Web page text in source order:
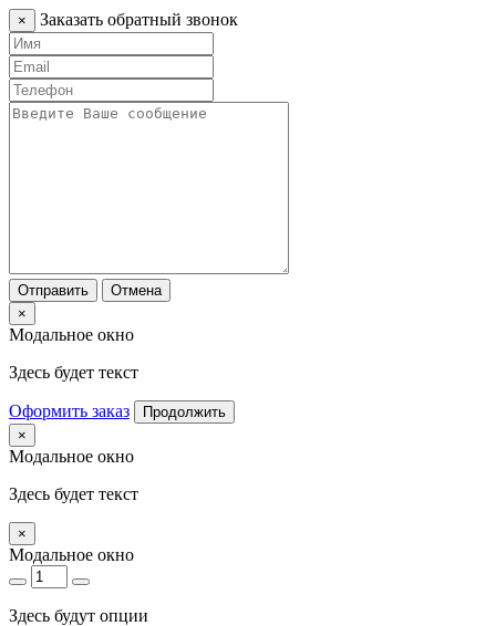
× Заказать обратный звонок
Отправить
Отмена
×
Модальное окно
Здесь будет текст
Оформить заказ
Продолжить
×
Модальное окно
Здесь будет текст
×
Модальное окно
Здесь будут опции